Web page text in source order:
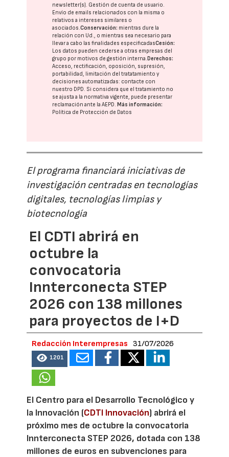
newsletter(s). Gestión de cuenta de usuario.
Envío de emails relacionados con la misma o
relativos a intereses similares o
asociados.Conservación: mientras dure la
relación con Ud., o mientras sea necesario para
llevar a cabo las finalidades especificadasCesión:
Los datos pueden cederse a otras empresas del
grupo por motivos de gestión interna. Derechos:
Acceso, rectificación, oposición, supresión,
portabilidad, limitación del tratatamiento y
decisiones automatizadas: contacte con
nuestro DPD. Si considera que el tratamiento no
se ajusta a la normativa vigente, puede presentar
reclamación ante laAEPD. Más información:
Política de Protección de Datos
El programa financiará iniciativas de
investigación centradas en tecnologías
digitales, tecnologías limpias y
biotecnología
El CDTI abrirá en
octubre la
convocatoria
Innterconecta STEP
2026 con 138 millones
para proyectos de I+D
Redacción Interempresas 31/07/2026
1201
El Centro para el Desarrollo Tecnológico y
la Innovación (CDTI Innovación) abrirá el
próximo mes de octubre la convocatoria
Innterconecta STEP 2026, dotada con 138
millones de euros en subvenciones para